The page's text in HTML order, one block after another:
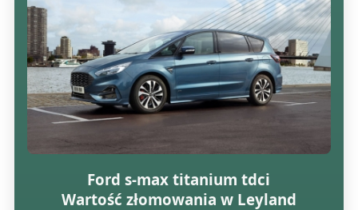
Ford s-max titanium tdci
Wartość złomowania w Leyland